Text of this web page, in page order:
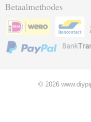
Betaalmethodes
© 2026